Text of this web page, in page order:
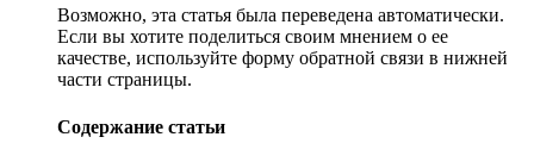
Возможно, эта статья была переведена автоматически.
Если вы хотите поделиться своим мнением о ее
качестве, используйте форму обратной связи в нижней
части страницы.
Содержание статьи